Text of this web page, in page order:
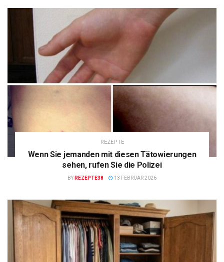
REZEPTE
Wenn Sie jemanden mit diesen Tätowierungen
sehen, rufen Sie die Polizei
BY REZEPTE38 13 FEBRUAR 2026